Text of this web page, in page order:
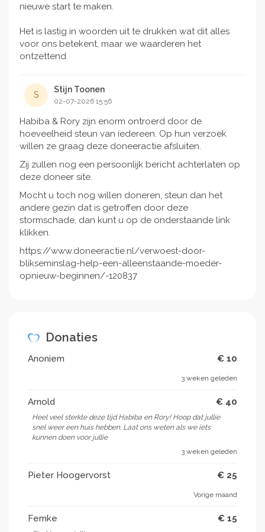
nieuwe start te maken.
Het is lastig in woorden uit te drukken wat dit alles
voor ons betekent, maar we waarderen het
ontzettend
S
Stijn Toonen
02-07-2026 15:56
Habiba & Rory zijn enorm ontroerd door de
hoeveelheid steun van iedereen. Op hun verzoek
willen ze graag deze doneeractie afsluiten.
Zij zullen nog een persoonlijk bericht achterlaten op
deze doneer site.
Mocht u toch nog willen doneren, steun dan het
andere gezin dat is getroffen door deze
stormschade, dan kunt u op de onderstaande link
klikken.
https://www.doneeractie.nl/verwoest-door-
blikseminslag-help-een-alleenstaande-moeder-
opnieuw-beginnen/-120837
Donaties
Anoniem € 10
3 weken geleden
Arnold € 40
Heel veel sterkte deze tijd Habiba en Rory! Hoop dat jullie
snel weer een huis hebben. Laat ons weten als we iets
kunnen doen voor jullie
3 weken geleden
Pieter Hoogervorst € 25
Vorige maand
Femke € 15